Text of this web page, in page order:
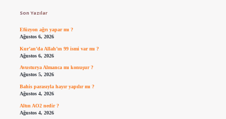
Son Yazılar
Efüzyon ağrı yapar mı ?
Ağustos 6, 2026
Kur’an’da Allah’ın 99 ismi var mı ?
Ağustos 6, 2026
Avusturya Almanca mı konuşur ?
Ağustos 5, 2026
Bahis parasıyla hayır yapılır mı ?
Ağustos 4, 2026
Altın AO2 nedir ?
Ağustos 4, 2026